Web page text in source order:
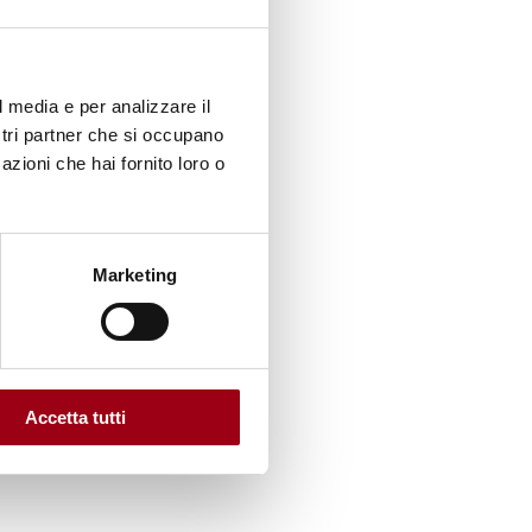
e per analizzare il
partner che si occupano
che hai fornito loro o
Marketing
Accetta tutti
età e